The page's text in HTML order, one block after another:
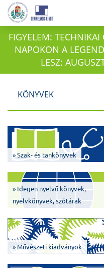
FIGYELEM:
NAPOKON A
LESZ:
KÖNYVEK
» Szak- és tankönyvek
» Idegen nyelvű könyvek,
nyelvkönyvek, szótárak
» Művészeti kiadványok